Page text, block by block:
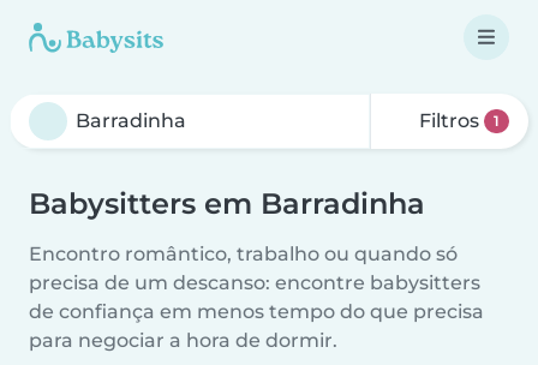
Filtros 1
Babysitters em Barradinha
Encontro romântico, trabalho ou quando só
precisa de um descanso: encontre babysitters
de confiança em menos tempo do que precisa
para negociar a hora de dormir.